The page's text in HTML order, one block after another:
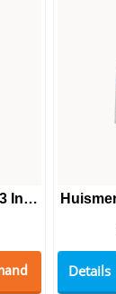
Huismerk Epson T0483 Inktcartridge Magenta
Details